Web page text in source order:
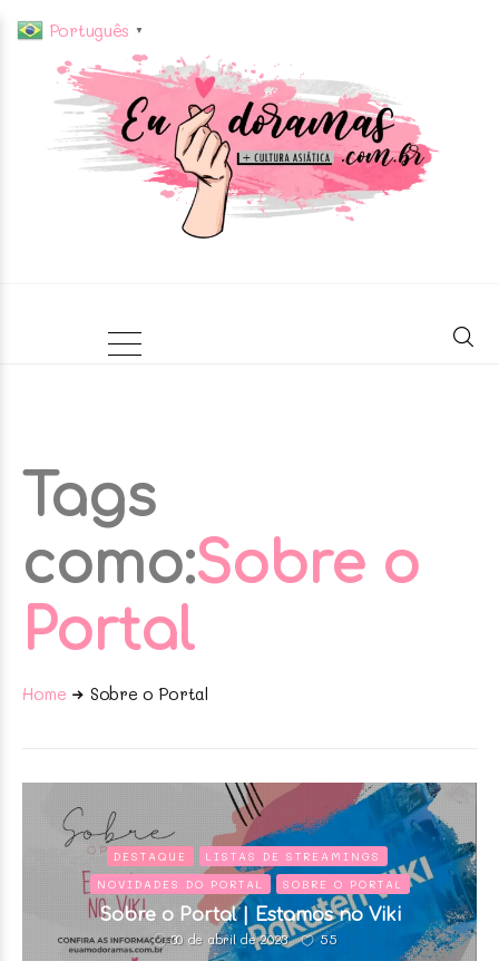
Tags
como:Sobre o
Portal
Home Sobre o Portal
DESTAQUE
LISTAS DE STREAMINGS
NOVIDADES DO PORTAL
SOBRE O PORTAL
Sobre o Portal | Estamos no Viki
30 de abril de 2023 55
Português ▼